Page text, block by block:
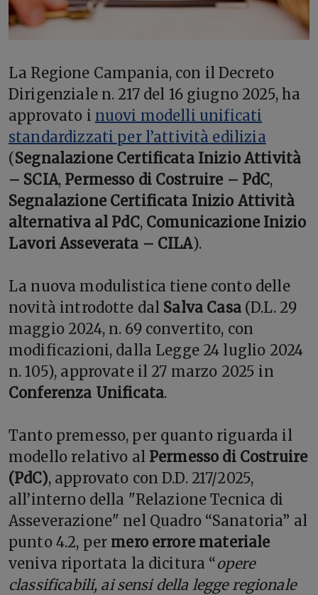
La Regione Campania, con il Decreto
Dirigenziale n. 217 del 16 giugno 2025, ha
approvato i nuovi modelli unificati
standardizzati per l’attività edilizia
(Segnalazione Certificata Inizio Attività
– SCIA, Permesso di Costruire – PdC,
Segnalazione Certificata Inizio Attività
alternativa al PdC, Comunicazione Inizio
Lavori Asseverata – CILA).
La nuova modulistica tiene conto delle
novità introdotte dal Salva Casa(D.L. 29
maggio 2024, n. 69 convertito, con
modificazioni, dalla Legge 24 luglio 2024
n. 105), approvate il 27 marzo 2025 in
Conferenza Unificata.
Tanto premesso, per quanto riguarda il
modello relativo al Permesso di Costruire
(PdC), approvato con D.D. 217/2025,
all’interno della "Relazione Tecnica di
Asseverazione" nel Quadro “Sanatoria” al
punto 4.2, per mero errore materiale
veniva riportata la dicitura “opere
classificabili, ai sensi della legge regionale